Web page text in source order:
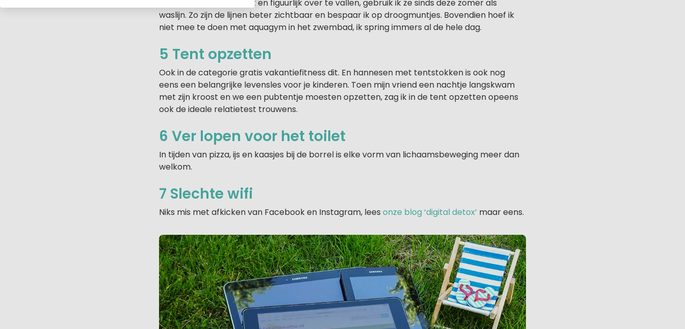
In plaats van er letterlijk en figuurlijk over te vallen, gebruik ik ze sinds deze zomer als
waslijn. Zo zijn de lijnen beter zichtbaar en bespaar ik op droogmuntjes. Bovendien hoef ik
niet mee te doen met aquagym in het zwembad, ik spring immers al de hele dag.
5 Tent opzetten
Ook in de categorie gratis vakantiefitness dit. En hannesen met tentstokken is ook nog
eens een belangrijke levensles voor je kinderen. Toen mijn vriend een nachtje langskwam
met zijn kroost en we een pubtentje moesten opzetten, zag ik in de tent opzetten opeens
ook de ideale relatietest trouwens.
6 Ver lopen voor het toilet
In tijden van pizza, ijs en kaasjes bij de borrel is elke vorm van lichaamsbeweging meer dan
welkom.
7 Slechte wifi
Niks mis met afkicken van Facebook en Instagram, lees onze blog ‘digital detox’ maar eens.